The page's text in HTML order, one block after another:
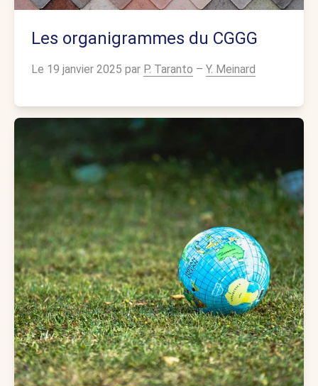
Les organigrammes du CGGG
Le 19 janvier 2025 par P. Taranto – Y. Meinard